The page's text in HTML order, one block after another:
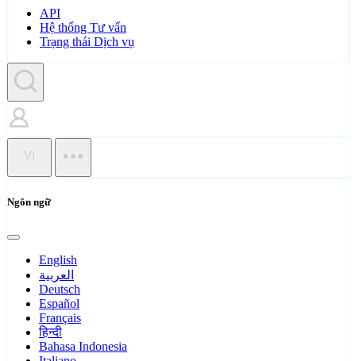
API
Hệ thống Tư vấn
Trạng thái Dịch vụ
VI
Ngôn ngữ
English
العربية
Deutsch
Español
Français
हिन्दी
Bahasa Indonesia